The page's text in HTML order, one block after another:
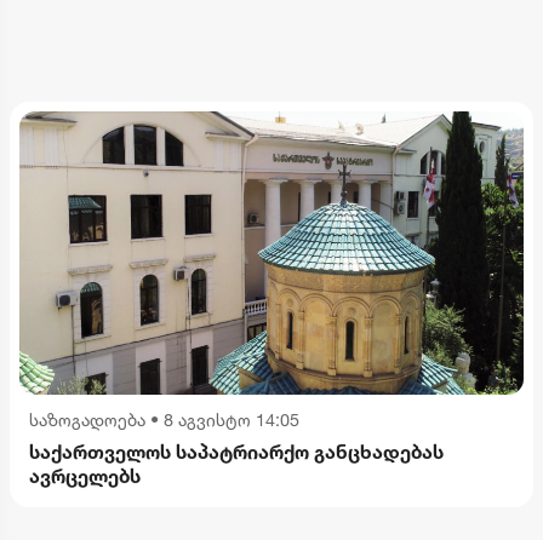
საზოგადოება • 8 აგვისტო 14:05
საქართველოს საპატრიარქო განცხადებას
ავრცელებს